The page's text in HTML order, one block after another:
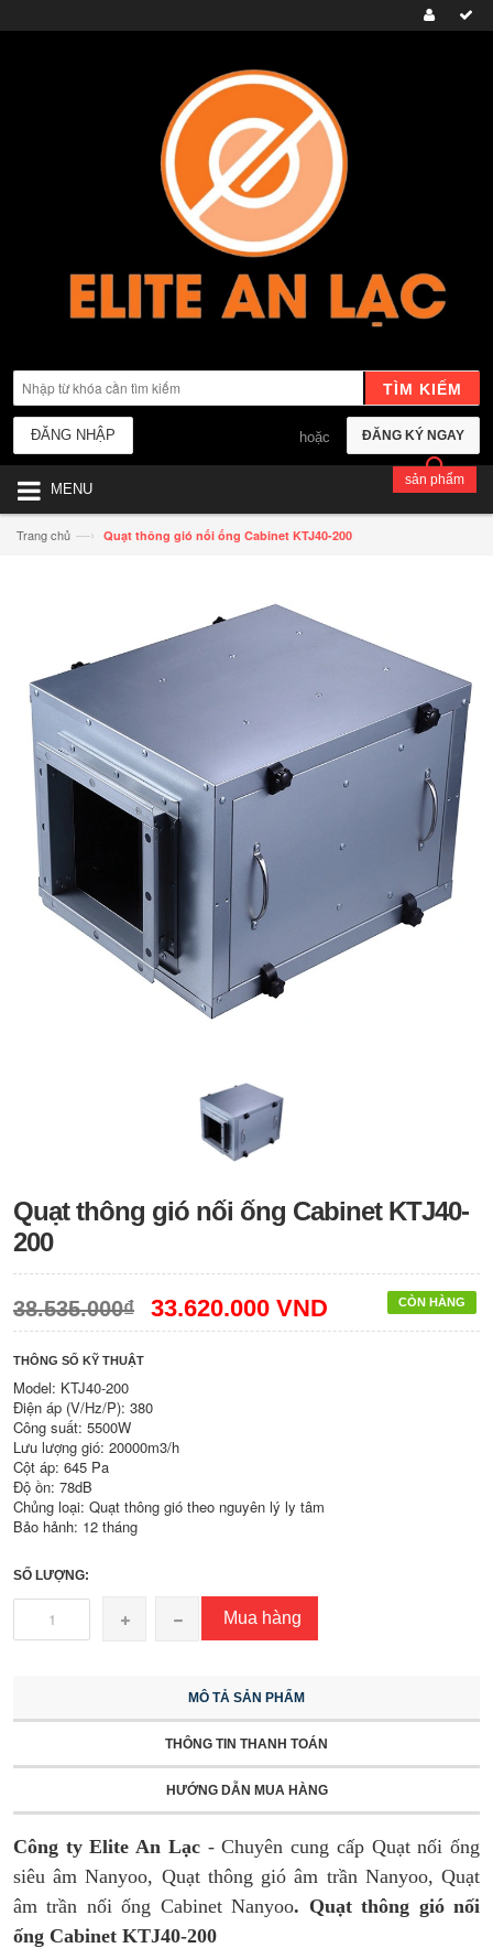
TÌM KIẾM
ĐĂNG KÝ NGAY
hoặc
ĐĂNG NHẬP
MENU
sản phẩm
Trang chủ —› Quạt thông gió nối ống Cabinet KTJ40-200
Quạt thông gió nối ống Cabinet KTJ40-
200
CÒN HÀNG
38.535.000₫ 33.620.000 VND
THÔNG SỐ KỸ THUẬT
Model: KTJ40-200
Điện áp (V/Hz/P): 380
Công suất: 5500W
Lưu lượng gió: 20000m3/h
Cột áp: 645 Pa
Độ ồn: 78dB
Chủng loại: Quạt thông gió theo nguyên lý ly tâm
Bảo hảnh: 12 tháng
SỐ LƯỢNG:
Mua hàng
MÔ TẢ SẢN PHẨM
THÔNG TIN THANH TOÁN
HƯỚNG DẪN MUA HÀNG
Công ty Elite An Lạc- Chuyên cung cấp Quạt nối ống
siêu âm Nanyoo, Quạt thông gió âm trần Nanyoo, Quạt
âm trần nối ống Cabinet Nanyoo. Quạt thông gió nối
ống Cabinet KTJ40-200